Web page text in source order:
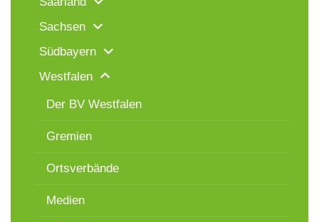
Sachsen
Südbayern
Westfalen
Der BV Westfalen
Gremien
Ortsverbände
Medien